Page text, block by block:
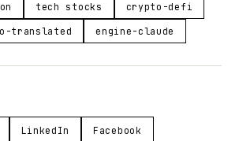
tech stocks crypto-defi
translated engine-claude
LinkedIn Facebook